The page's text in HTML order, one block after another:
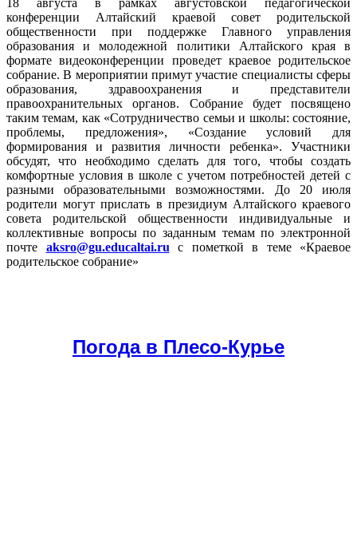
конференции Алтайский краевой совет родительской
общественности при поддержке Главного управления
образования и молодежной политики Алтайского края в
формате видеоконференции проведет краевое родительское
собрание. В мероприятии примут участие специалисты сферы
образования, здравоохранения и представители
правоохранительных органов. Собрание будет посвящено
таким темам, как «Сотрудничество семьи и школы: состояние,
проблемы, предложения», «Создание условий для
формирования и развития личности ребенка». Участники
обсудят, что необходимо сделать для того, чтобы создать
комфортные условия в школе с учетом потребностей детей с
разными образовательными возможностями. До 20 июля
родители могут прислать в президиум Алтайского краевого
совета родительской общественности индивидуальные и
коллективные вопросы по заданным темам по электронной
почте aksro@gu.educaltai.ru с пометкой в теме «Краевое
родительское собрание»
Погода в Плесо-Курье